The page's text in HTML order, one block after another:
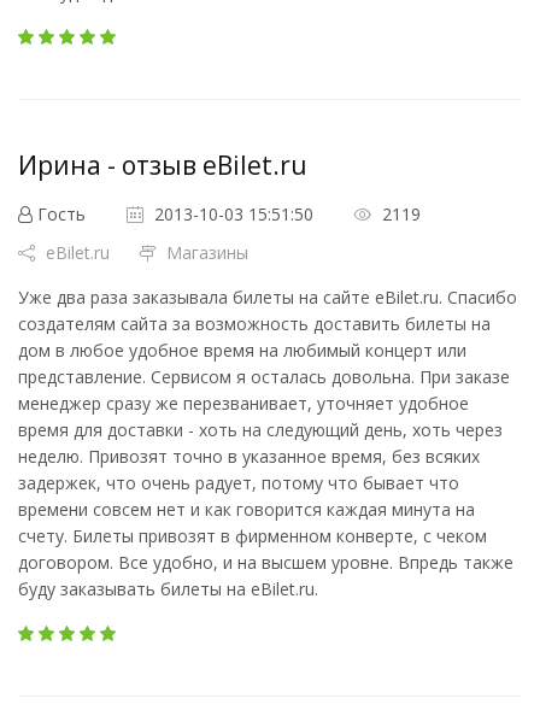
Ирина - отзыв eBilet.ru
Гость 2013-10-03 15:51:50
2119
eBilet.ru
Магазины
Уже два раза заказывала билеты на сайте eBilet.ru. Спасибо
создателям сайта за возможность доставить билеты на
дом в любое удобное время на любимый концерт или
представление. Сервисом я осталась довольна. При заказе
менеджер сразу же перезванивает, уточняет удобное
время для доставки - хоть на следующий день, хоть через
неделю. Привозят точно в указанное время, без всяких
задержек, что очень радует, потому что бывает что
времени совсем нет и как говорится каждая минута на
счету. Билеты привозят в фирменном конверте, с чеком
договором. Все удобно, и на высшем уровне. Впредь также
буду заказывать билеты на eBilet.ru.